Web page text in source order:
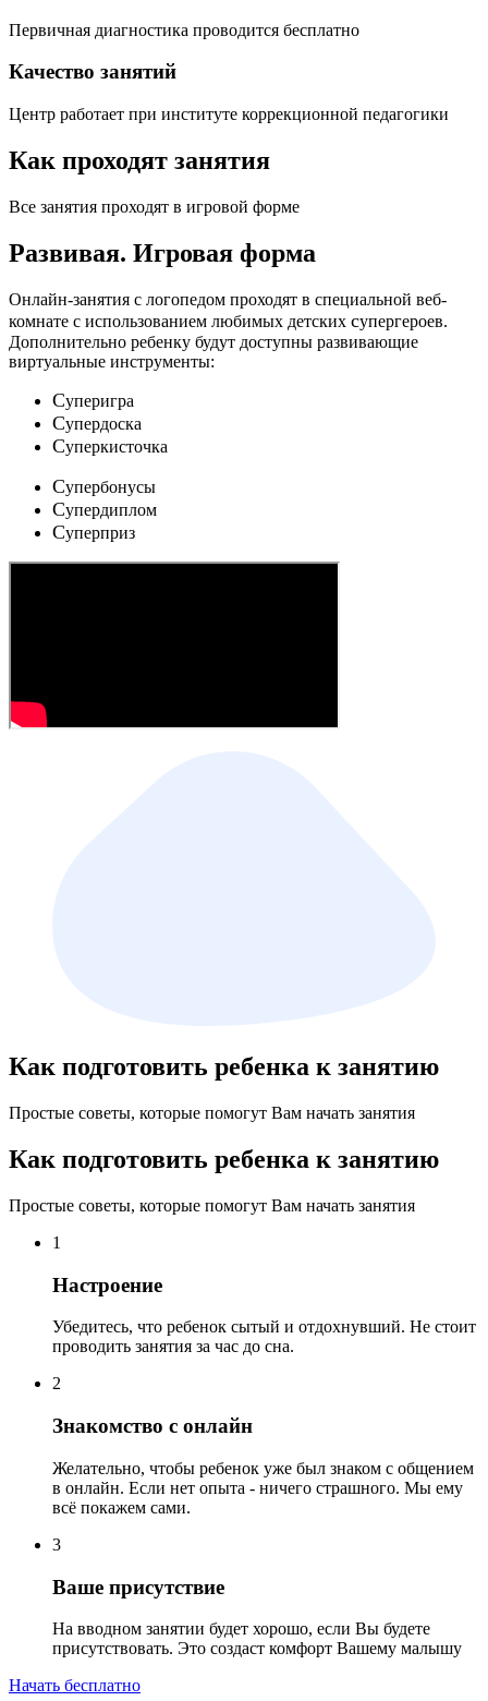
Первичная диагностика проводится бесплатно
Качество занятий
Центр работает при институте коррекционной педагогики
Как проходят занятия
Все занятия проходят в игровой форме
Развивая. Игровая форма
Онлайн-занятия с логопедом проходят в специальной веб-
комнате с использованием любимых детских cупергероев.
Дополнительно ребенку будут доступны развивающие
виртуальные инструменты:
Cуперигра
Cупердоска
Cуперкисточка
Cупербонусы
Cупердиплом
Cуперприз
Как подготовить ребенка к занятию
Простые советы, которые помогут Вам начать занятия
Как подготовить ребенка к занятию
Простые советы, которые помогут Вам начать занятия
1
Настроение
Убедитесь, что ребенок сытый и отдохнувший. Не стоит
проводить занятия за час до сна.
2
Знакомство с онлайн
Желательно, чтобы ребенок уже был знаком с общением
в онлайн. Если нет опыта - ничего страшного. Мы ему
всё покажем сами.
3
Ваше присутствие
На вводном занятии будет хорошо, если Вы будете
присутствовать. Это создаст комфорт Вашему малышу
Начать бесплатно